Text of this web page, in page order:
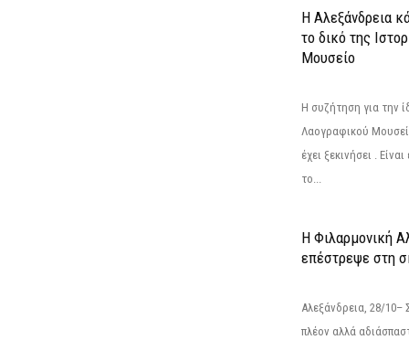
Η Αλεξάνδρεια
το δικό της
Μουσείο
Η συζήτηση για την
Λαογραφικού
έχει ξεκινήσει .
το...
Η Φιλαρμονική
επέστρεψε στη
Αλεξάνδρεια, 28/
πλέον αλλά